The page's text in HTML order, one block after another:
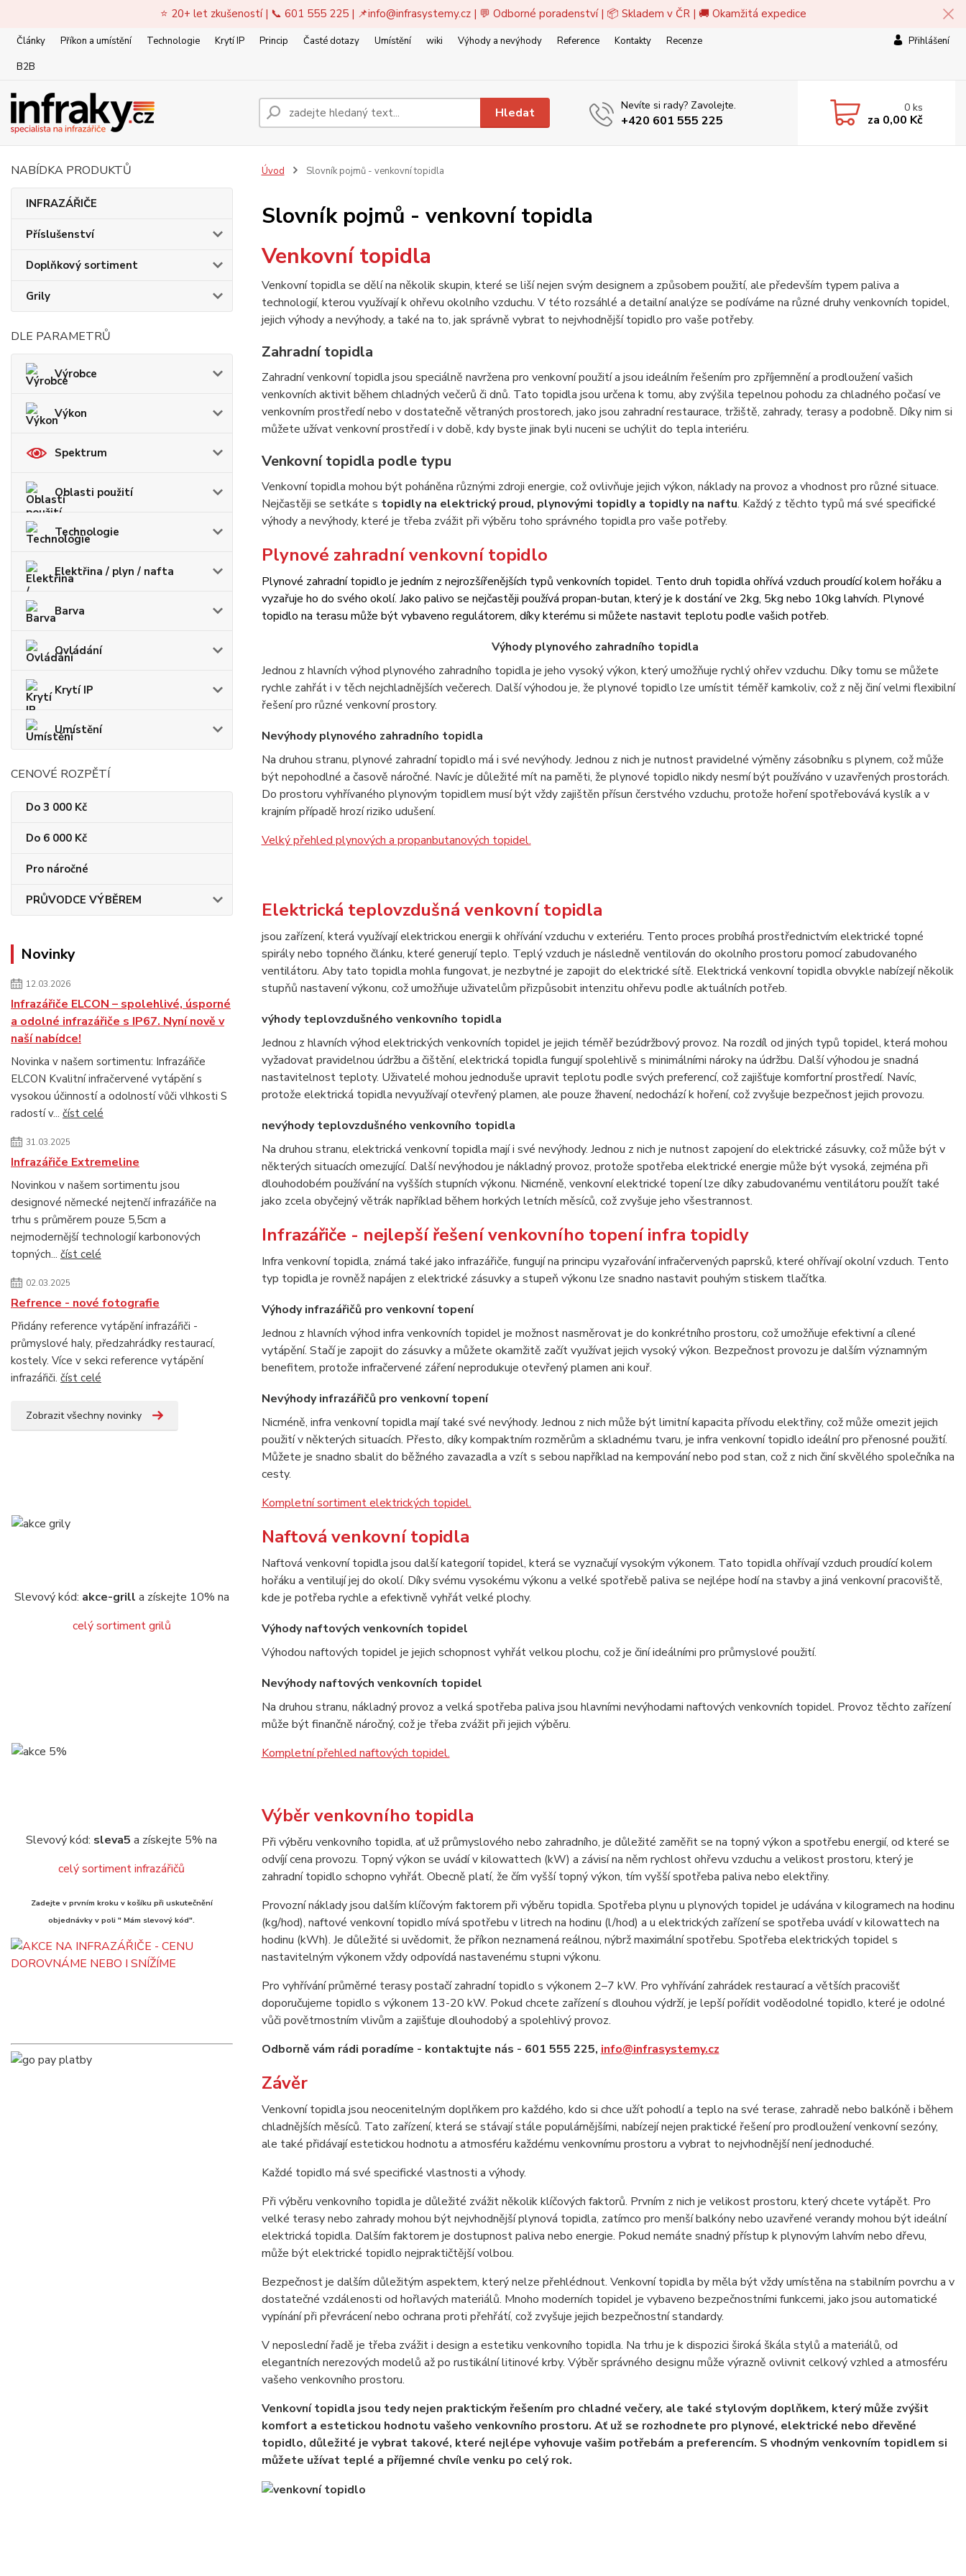
⭐ 20+ let zkušeností | 📞 601 555 225 | 📌info@infrasystemy.cz| 💬 Odborné poradenství | 📦 Skladem v ČR | 🚚 Okamžitá expedice
Články Příkon a umístění Technologie Krytí IP Princip Časté dotazy Umístění wiki Výhody a nevýhody Reference Kontakty
Recenze
B2B
Přihlášení
Hledat Nevíte si rady? Zavolejte.
+420 601 555 225
0 ks
za 0,00 Kč
NABÍDKA PRODUKTŮ
INFRAZÁŘIČE
Příslušenství
Doplňkový sortiment
Grily
DLE PARAMETRŮ
Výrobce
Výkon
Spektrum
Oblasti použití
Technologie
Elektřina / plyn / nafta
Barva
Ovládání
Krytí IP
Umístění
CENOVÉ ROZPĚTÍ
Do 3 000 Kč
Do 6 000 Kč
Pro náročné
PRŮVODCE VÝBĚREM
Novinky
12.03.2026
Infrazářiče ELCON – spolehlivé, úsporné
a odolné infrazářiče s IP67. Nyní nově v
naší nabídce!
Novinka v našem sortimentu: Infrazářiče
ELCON Kvalitní infračervené vytápění s
vysokou účinností a odolností vůči vlhkosti S
radostí v... číst celé
31.03.2025
Infrazářiče Extremeline
Novinkou v našem sortimentu jsou
designové německé nejtenčí infrazářiče na
trhu s průměrem pouze 5,5cm a
nejmodernější technologií karbonových
topných... číst celé
02.03.2025
Refrence - nové fotografie
Přidány reference vytápění infrazářiči -
průmyslové haly, předzahrádky restaurací,
kostely. Více v sekci reference vytápění
infrazářiči. číst celé
Zobrazit všechny novinky
Slevový kód: akce-grill a získejte 10% na
celý sortiment grilů
Slevový kód: sleva5 a získejte 5% na
celý sortiment infrazářičů
Zadejte v prvním kroku v košíku při uskutečnění
objednávky v poli " Mám slevový kód".
Úvod Slovník pojmů - venkovní topidla
Slovník pojmů - venkovní topidla
Venkovní topidla
Venkovní topidla se dělí na několik skupin, které se liší nejen svým designem a způsobem použití, ale především typem paliva a
technologií, kterou využívají k ohřevu okolního vzduchu. V této rozsáhlé a detailní analýze se podíváme na různé druhy venkovních topidel,
jejich výhody a nevýhody, a také na to, jak správně vybrat to nejvhodnější topidlo pro vaše potřeby.
Zahradní topidla
Zahradní venkovní topidla jsou speciálně navržena pro venkovní použití a jsou ideálním řešením pro zpříjemnění a prodloužení vašich
venkovních aktivit během chladných večerů či dnů. Tato topidla jsou určena k tomu, aby zvýšila tepelnou pohodu za chladného počasí ve
venkovním prostředí nebo v dostatečně větraných prostorech, jako jsou zahradní restaurace, tržiště, zahrady, terasy a podobně. Díky nim si
můžete užívat venkovní prostředí i v době, kdy byste jinak byli nuceni se uchýlit do tepla interiéru.
Venkovní topidla podle typu
Venkovní topidla mohou být poháněna různými zdroji energie, což ovlivňuje jejich výkon, náklady na provoz a vhodnost pro různé situace.
Nejčastěji se setkáte s topidly na elektrický proud, plynovými topidly a topidly na naftu. Každý z těchto typů má své specifické
výhody a nevýhody, které je třeba zvážit při výběru toho správného topidla pro vaše potřeby.
Plynové zahradní venkovní topidlo
Plynové zahradní topidlo je jedním z nejrozšířenějších typů venkovních topidel. Tento druh topidla ohřívá vzduch proudící kolem hořáku a
vyzařuje ho do svého okolí. Jako palivo se nejčastěji používá propan-butan, který je k dostání ve 2kg, 5kg nebo 10kg lahvích. Plynové
topidlo na terasu může být vybaveno regulátorem, díky kterému si můžete nastavit teplotu podle vašich potřeb.
Výhody plynového zahradního topidla
Jednou z hlavních výhod plynového zahradního topidla je jeho vysoký výkon, který umožňuje rychlý ohřev vzduchu. Díky tomu se můžete
rychle zahřát i v těch nejchladnějších večerech. Další výhodou je, že plynové topidlo lze umístit téměř kamkoliv, což z něj činí velmi flexibilní
řešení pro různé venkovní prostory.
Nevýhody plynového zahradního topidla
Na druhou stranu, plynové zahradní topidlo má i své nevýhody. Jednou z nich je nutnost pravidelné výměny zásobníku s plynem, což může
být nepohodlné a časově náročné. Navíc je důležité mít na paměti, že plynové topidlo nikdy nesmí být používáno v uzavřených prostorách.
Do prostoru vyhřívaného plynovým topidlem musí být vždy zajištěn přísun čerstvého vzduchu, protože hoření spotřebovává kyslík a v
krajním případě hrozí riziko udušení.
Velký přehled plynových a propanbutanových topidel.
Elektrická teplovzdušná venkovní topidla
jsou zařízení, která využívají elektrickou energii k ohřívání vzduchu v exteriéru. Tento proces probíhá prostřednictvím elektrické topné
spirály nebo topného článku, které generují teplo. Teplý vzduch je následně ventilován do okolního prostoru pomocí zabudovaného
ventilátoru. Aby tato topidla mohla fungovat, je nezbytné je zapojit do elektrické sítě. Elektrická venkovní topidla obvykle nabízejí několik
stupňů nastavení výkonu, což umožňuje uživatelům přizpůsobit intenzitu ohřevu podle aktuálních potřeb.
výhody teplovzdušného venkovního topidla
Jednou z hlavních výhod elektrických venkovních topidel je jejich téměř bezúdržbový provoz. Na rozdíl od jiných typů topidel, která mohou
vyžadovat pravidelnou údržbu a čištění, elektrická topidla fungují spolehlivě s minimálními nároky na údržbu. Další výhodou je snadná
nastavitelnost teploty. Uživatelé mohou jednoduše upravit teplotu podle svých preferencí, což zajišťuje komfortní prostředí. Navíc,
protože elektrická topidla nevyužívají otevřený plamen, ale pouze žhavení, nedochází k hoření, což zvyšuje bezpečnost jejich provozu.
nevýhody teplovzdušného venkovního topidla
Na druhou stranu, elektrická venkovní topidla mají i své nevýhody. Jednou z nich je nutnost zapojení do elektrické zásuvky, což může být v
některých situacích omezující. Další nevýhodou je nákladný provoz, protože spotřeba elektrické energie může být vysoká, zejména při
dlouhodobém používání na vyšších stupních výkonu. Nicméně, venkovní elektrické topení lze díky zabudovanému ventilátoru použít také
jako zcela obyčejný větrák například během horkých letních měsíců, což zvyšuje jeho všestrannost.
Infrazářiče - nejlepší řešení venkovního topení infra topidly
Infra venkovní topidla, známá také jako infrazářiče, fungují na principu vyzařování infračervených paprsků, které ohřívají okolní vzduch. Tento
typ topidla je rovněž napájen z elektrické zásuvky a stupeň výkonu lze snadno nastavit pouhým stiskem tlačítka.
Výhody infrazářičů pro venkovní topení
Jednou z hlavních výhod infra venkovních topidel je možnost nasměrovat je do konkrétního prostoru, což umožňuje efektivní a cílené
vytápění. Stačí je zapojit do zásuvky a můžete okamžitě začít využívat jejich vysoký výkon. Bezpečnost provozu je dalším významným
benefitem, protože infračervené záření neprodukuje otevřený plamen ani kouř.
Nevýhody infrazářičů pro venkovní topení
Nicméně, infra venkovní topidla mají také své nevýhody. Jednou z nich může být limitní kapacita přívodu elektřiny, což může omezit jejich
použití v některých situacích. Přesto, díky kompaktním rozměrům a skladnému tvaru, je infra venkovní topidlo ideální pro přenosné použití.
Můžete je snadno sbalit do běžného zavazadla a vzít s sebou například na kempování nebo pod stan, což z nich činí skvělého společníka na
cesty.
Kompletní sortiment elektrických topidel.
Naftová venkovní topidla
Naftová venkovní topidla jsou další kategorií topidel, která se vyznačují vysokým výkonem. Tato topidla ohřívají vzduch proudící kolem
hořáku a ventilují jej do okolí. Díky svému vysokému výkonu a velké spotřebě paliva se nejlépe hodí na stavby a jiná venkovní pracoviště,
kde je potřeba rychle a efektivně vyhřát velké plochy.
Výhody naftových venkovních topidel
Výhodou naftových topidel je jejich schopnost vyhřát velkou plochu, což je činí ideálními pro průmyslové použití.
Nevýhody naftových venkovních topidel
Na druhou stranu, nákladný provoz a velká spotřeba paliva jsou hlavními nevýhodami naftových venkovních topidel. Provoz těchto zařízení
může být finančně náročný, což je třeba zvážit při jejich výběru.
Kompletní přehled naftových topidel.
Výběr venkovního topidla
Při výběru venkovního topidla, ať už průmyslového nebo zahradního, je důležité zaměřit se na topný výkon a spotřebu energií, od které se
odvíjí cena provozu. Topný výkon se uvádí v kilowattech (kW) a závisí na něm rychlost ohřevu vzduchu a velikost prostoru, který je
zahradní topidlo schopno vyhřát. Obecně platí, že čím vyšší topný výkon, tím vyšší spotřeba paliva nebo elektřiny.
Provozní náklady jsou dalším klíčovým faktorem při výběru topidla. Spotřeba plynu u plynových topidel je udávána v kilogramech na hodinu
(kg/hod), naftové venkovní topidlo mívá spotřebu v litrech na hodinu (l/hod) a u elektrických zařízení se spotřeba uvádí v kilowattech na
hodinu (kWh). Je důležité si uvědomit, že příkon neznamená reálnou, nýbrž maximální spotřebu. Spotřeba elektrických topidel s
nastavitelným výkonem vždy odpovídá nastavenému stupni výkonu.
Pro vyhřívání průměrné terasy postačí zahradní topidlo s výkonem 2–7 kW. Pro vyhřívání zahrádek restaurací a větších pracovišť
doporučujeme topidlo s výkonem 13-20 kW. Pokud chcete zařízení s dlouhou výdrží, je lepší pořídit voděodolné topidlo, které je odolné
vůči povětrnostním vlivům a zajišťuje dlouhodobý a spolehlivý provoz.
Odborně vám rádi poradíme - kontaktujte nás - 601 555 225, info@infrasystemy.cz
Závěr
Venkovní topidla jsou neocenitelným doplňkem pro každého, kdo si chce užít pohodlí a teplo na své terase, zahradě nebo balkóně i během
chladnějších měsíců. Tato zařízení, která se stávají stále populárnějšími, nabízejí nejen praktické řešení pro prodloužení venkovní sezóny,
ale také přidávají estetickou hodnotu a atmosféru každému venkovnímu prostoru a vybrat to nejvhodnější není jednoduché.
Každé topidlo má své specifické vlastnosti a výhody.
Při výběru venkovního topidla je důležité zvážit několik klíčových faktorů. Prvním z nich je velikost prostoru, který chcete vytápět. Pro
velké terasy nebo zahrady mohou být nejvhodnější plynová topidla, zatímco pro menší balkóny nebo uzavřené verandy mohou být ideální
elektrická topidla. Dalším faktorem je dostupnost paliva nebo energie. Pokud nemáte snadný přístup k plynovým lahvím nebo dřevu,
může být elektrické topidlo nejpraktičtější volbou.
Bezpečnost je dalším důležitým aspektem, který nelze přehlédnout. Venkovní topidla by měla být vždy umístěna na stabilním povrchu a v
dostatečné vzdálenosti od hořlavých materiálů. Mnoho moderních topidel je vybaveno bezpečnostními funkcemi, jako jsou automatické
vypínání při převrácení nebo ochrana proti přehřátí, což zvyšuje jejich bezpečnostní standardy.
V neposlední řadě je třeba zvážit i design a estetiku venkovního topidla. Na trhu je k dispozici široká škála stylů a materiálů, od
elegantních nerezových modelů až po rustikální litinové krby. Výběr správného designu může výrazně ovlivnit celkový vzhled a atmosféru
vašeho venkovního prostoru.
Venkovní topidla jsou tedy nejen praktickým řešením pro chladné večery, ale také stylovým doplňkem, který může zvýšit
komfort a estetickou hodnotu vašeho venkovního prostoru. Ať už se rozhodnete pro plynové, elektrické nebo dřevěné
topidlo, důležité je vybrat takové, které nejlépe vyhovuje vašim potřebám a preferencím. S vhodným venkovním topidlem si
můžete užívat teplé a příjemné chvíle venku po celý rok.